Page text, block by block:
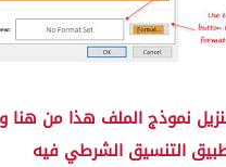
نموذج الملف هذا من هنا
التنسيق الشرطي فيه